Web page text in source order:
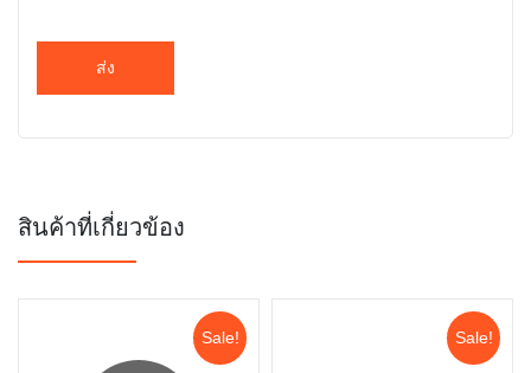
สินค้าที่เกี่ยวข้อง
Sale! Sale!